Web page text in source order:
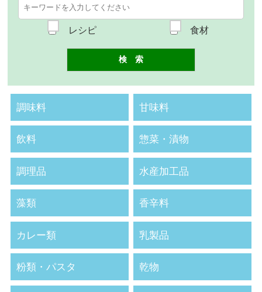
レシピ 食材
調味料 甘味料
飲料 惣菜・漬物
調理品 水産加工品
藻類 香辛料
カレー類 乳製品
粉類・パスタ 乾物